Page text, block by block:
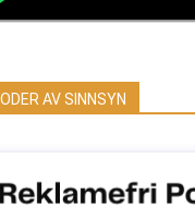
AV SINNSYN